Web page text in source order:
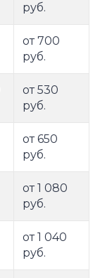
руб.
от 700
руб.
от 530
руб.
от 650
руб.
от 1 080
руб.
от 1 040
руб.